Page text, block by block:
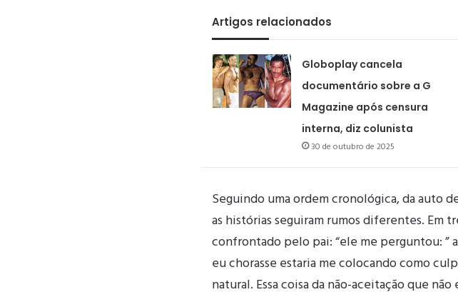
Artigos relacionados
Globoplay cancela
documentário sobre a G
Magazine após censura
interna, diz colunista
30 de outubro de 2025
Seguindo uma ordem cronológica, da auto
as histórias seguiram rumos diferentes. Em
confrontado pelo pai: “ele me perguntou: ”
eu chorasse estaria me colocando como
natural. Essa coisa da não-aceitação que